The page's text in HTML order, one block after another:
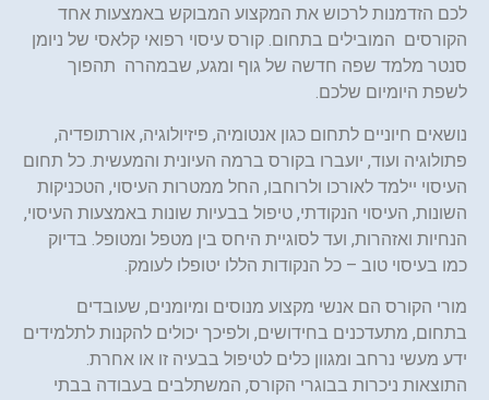
לכם הזדמנות לרכוש את המקצוע המבוקש באמצעות אחד
הקורסים המובילים בתחום. קורס עיסוי רפואי קלאסי של ניומן
סנטר מלמד שפה חדשה של גוף ומגע, שבמהרה תהפוך
לשפת היומיום שלכם.
נושאים חיוניים לתחום כגון אנטומיה, פיזיולוגיה, אורתופדיה,
פתולוגיה ועוד, יועברו בקורס ברמה העיונית והמעשית. כל תחום
העיסוי יילמד לאורכו ולרוחבו, החל ממטרות העיסוי, הטכניקות
השונות, העיסוי הנקודתי, טיפול בבעיות שונות באמצעות העיסוי,
הנחיות ואזהרות, ועד לסוגיית היחס בין מטפל ומטופל. בדיוק
כמו בעיסוי טוב – כל הנקודות הללו יטופלו לעומק.
מורי הקורס הם אנשי מקצוע מנוסים ומיומנים, שעובדים
בתחום, מתעדכנים בחידושים, ולפיכך יכולים להקנות לתלמידים
ידע מעשי נרחב ומגוון כלים לטיפול בבעיה זו או אחרת.
התוצאות ניכרות בבוגרי הקורס, המשתלבים בעבודה בבתי